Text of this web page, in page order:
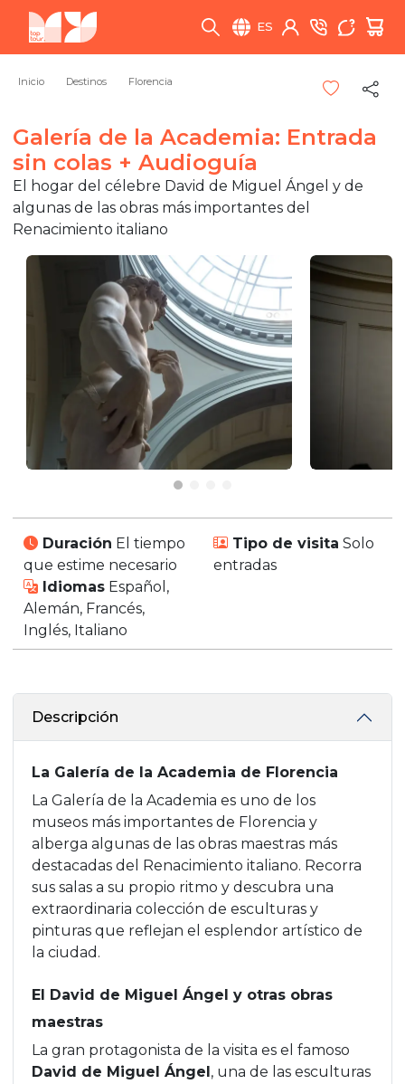
ES
Inicio Destinos Florencia
Galería de la Academia: Entrada
sin colas + Audioguía
El hogar del célebre David de Miguel Ángel y de
algunas de las obras más importantes del
Renacimiento italiano
Duración El tiempo
que estime necesario
Tipo de visita Solo
entradas
Idiomas Español,
Alemán, Francés,
Inglés, Italiano
Descripción
La Galería de la Academia de Florencia
La Galería de la Academia es uno de los
museos más importantes de Florencia y
alberga algunas de las obras maestras más
destacadas del Renacimiento italiano. Recorra
sus salas a su propio ritmo y descubra una
extraordinaria colección de esculturas y
pinturas que reflejan el esplendor artístico de
la ciudad.
El David de Miguel Ángel y otras obras
maestras
La gran protagonista de la visita es el famoso
David de Miguel Ángel, una de las esculturas